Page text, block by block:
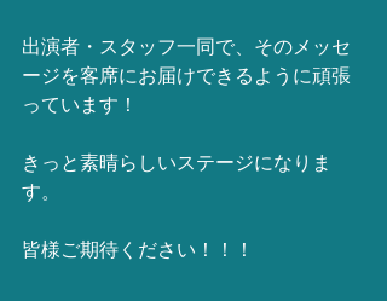
出演者・スタッフ一同で、そのメッセ
ージを客席にお届けできるように頑張
っています！
きっと素晴らしいステージになりま
す。
皆様ご期待ください！！！